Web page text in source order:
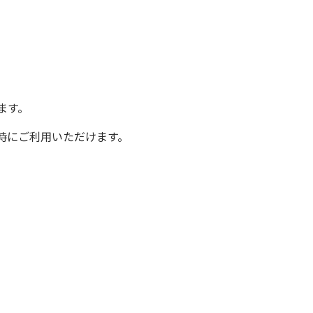
。
ご利用いただけます。